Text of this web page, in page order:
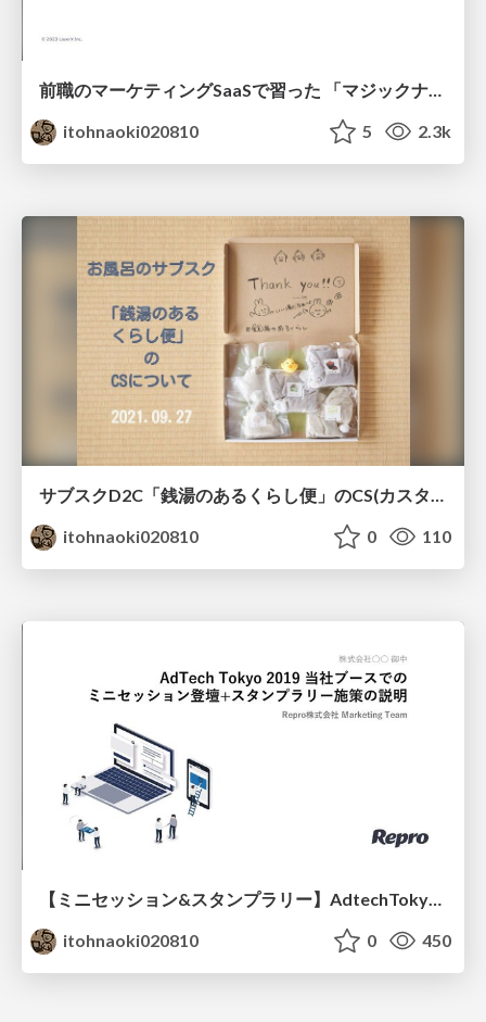
前職のマーケティングSaaSで習った 「マジックナンバー分析」をやってみたら事業が伸びた話
itohnaoki020810
5 2.3k
itohnaoki020810
0 110
【ミニセッション&スタンプラリー】AdtechTokyo2019_施策
itohnaoki020810
0 450